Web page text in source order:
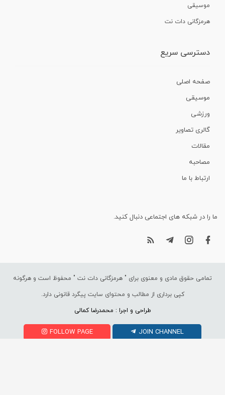
موسیقی
هرمزگانی دات نت
دسترسی سریع
صفحه اصلی
موسیقی
ورزشی
گالری تصاویر
مقالات
مصاحبه
ارتباط با ما
ما را در شبکه های اجتماعی دنبال کنید.
تمامی حقوق مادی و معنوی برای " هرمزگانی دات نت " محفوظ است و هرگونه
کپی برداری از مطالب و محتوای سایت پیگرد قانونی دارد.
طراحی و اجرا : محمدرضا کمالی
FOLLOW PAGE JOIN CHANNEL